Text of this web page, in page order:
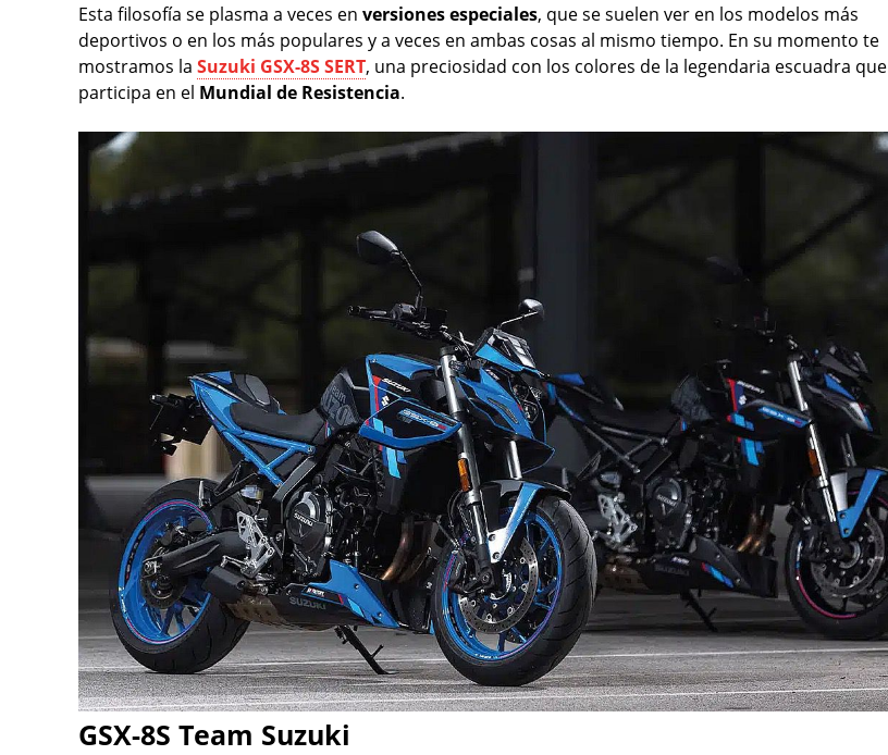
Esta filosofía se plasma a veces en versiones especiales, que se suelen ver en los modelos más
deportivos o en los más populares y a veces en ambas cosas al mismo tiempo. En su momento te
mostramos la Suzuki GSX-8S SERT, una preciosidad con los colores de la legendaria escuadra que
participa en el Mundial de Resistencia.
GSX-8S Team Suzuki